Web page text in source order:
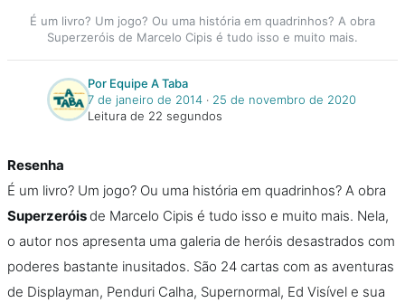
É um livro? Um jogo? Ou uma história em quadrinhos? A obra
Superzeróis de Marcelo Cipis é tudo isso e muito mais.
Por Equipe A Taba
7 de janeiro de 2014‧ 25 de novembro de 2020
Leitura de 22 segundos
Resenha
É um livro? Um jogo? Ou uma história em quadrinhos? A obra
Superzeróisde Marcelo Cipis é tudo isso e muito mais. Nela,
o autor nos apresenta uma galeria de heróis desastrados com
poderes bastante inusitados. São 24 cartas com as aventuras
de Displayman, Penduri Calha, Supernormal, Ed Visível e sua